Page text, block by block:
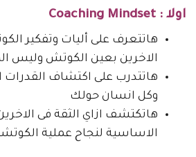
اولا : Coaching Mindset
هاتتعرف على أليات وتفكير
الاخرين بعين الكوتش وليس
هاتتدرب على اكتشاف
وكل انسان حولك
هاتكتشف ازاي الثقة فى
الاساسية لنجاح عملية